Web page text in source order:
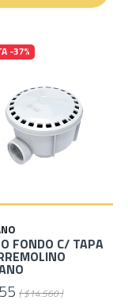
-37%
FONDO C/ TAPA
( $14.560 )